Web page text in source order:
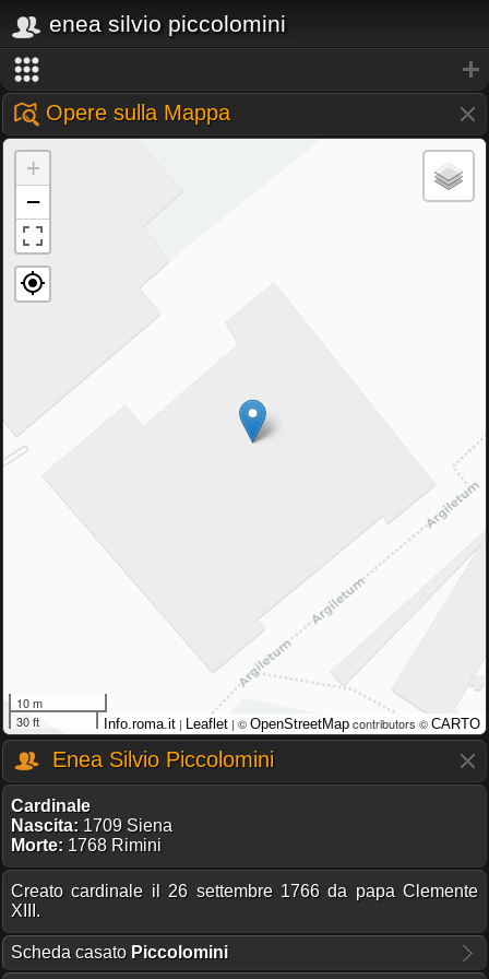
enea silvio piccolomini
Opere sulla Mappa
+
−
10 m
30 ft
Info.roma.it | Leaflet | © OpenStreetMap contributors © CARTO
Enea Silvio Piccolomini
Cardinale
Nascita: 1709 Siena
Morte: 1768 Rimini
Creato cardinale il 26 settembre 1766 da papa Clemente
XIII.
Scheda casato Piccolomini